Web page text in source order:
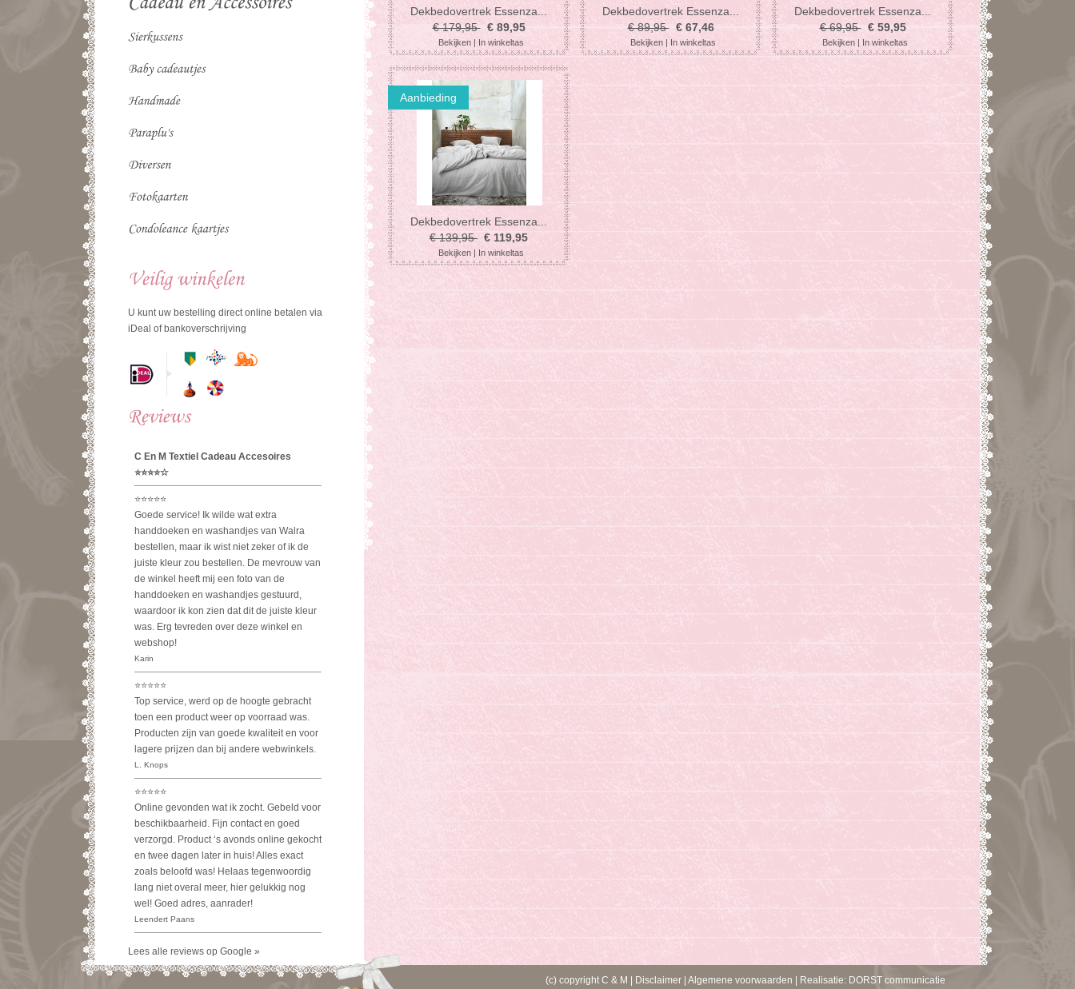
U kunt uw bestelling direct online betalen via
iDeal of bankoverschrijving
Lees alle reviews op Google »
Dekbedovertrek Essenza...
€ 179,95 € 89,95
Bekijken| In winkeltas
Dekbedovertrek Essenza...
€ 89,95 € 67,46
Bekijken| In winkeltas
Dekbedovertrek Essenza...
€ 69,95 € 59,95
Bekijken| In winkeltas
Dekbedovertrek Essenza...
€ 139,95
Aanbieding
€ 119,95
Bekijken| In winkeltas
(c) copyright C & M | Disclaimer Algemene voorwaarden Realisatie: DORST communicatie